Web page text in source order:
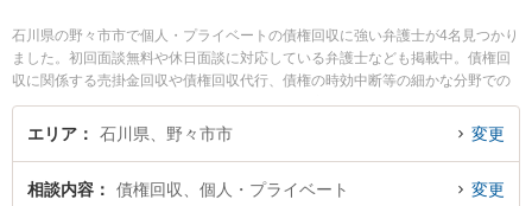
石川県の野々市市で個人・プライベートの債権回収に強い弁護士が4名見つかり
ました。初回面談無料や休日面談に対応している弁護士なども掲載中。債権回
収に関係する売掛金回収や債権回収代行、債権の時効中断等の細かな分野での
絞り込み検索もでき便利です。特に白山・野々市法律事務所の長門 達志弁護士
やののいち法律事務所の井村 剛弁護士、白山・野々市法律事務所の春野 しおり
を今すぐに弁護士に相談したい』『個人・プライベートの債権回収のトラブル
エリア 石川県、野々市市 変更
相談内容 債権回収、個人・プライベート 変更